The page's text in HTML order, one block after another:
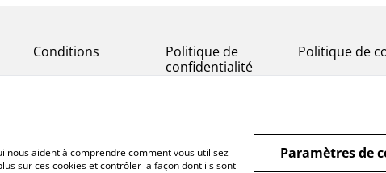
Conditions
Politique de
confidentialité
Politique de
nous aident à comprendre comment vous utilisez
sur ces cookies et contrôler la façon dont ils sont
Paramètres de